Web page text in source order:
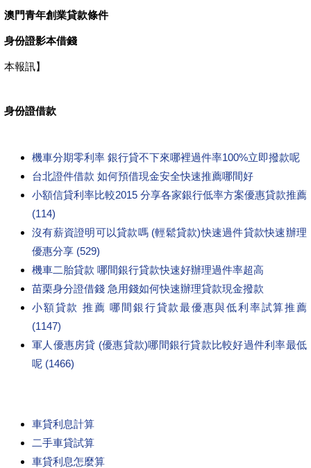
澳門青年創業貸款條件
身份證影本借錢
本報訊】
身份證借款
機車分期零利率 銀行貸不下來哪裡過件率100%立即撥款呢
台北證件借款 如何預借現金安全快速推薦哪間好
小額信貸利率比較2015 分享各家銀行低率方案優惠貸款推薦
(114)
沒有薪資證明可以貸款嗎 (輕鬆貸款)快速過件貸款快速辦理
優惠分享 (529)
機車二胎貸款 哪間銀行貸款快速好辦理過件率超高
苗栗身分證借錢 急用錢如何快速辦理貸款現金撥款
小額貸款 推薦 哪間銀行貸款最優惠與低利率試算推薦
(1147)
軍人優惠房貸 (優惠貸款)哪間銀行貸款比較好過件利率最低
呢 (1466)
車貸利息計算
二手車貸試算
車貸利息怎麼算